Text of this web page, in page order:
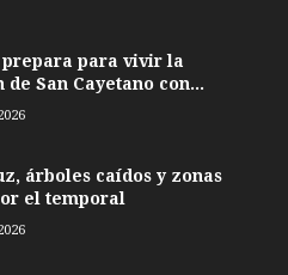
prepara para vivir la
San Cayetano con...
árboles caídos y zonas
el temporal